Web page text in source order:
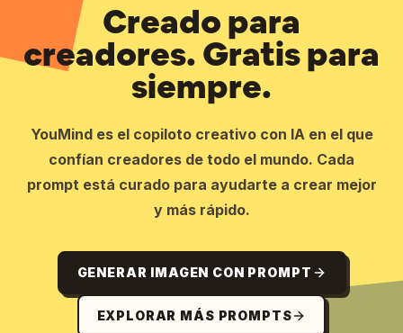
Creado para
creadores. Gratis para
siempre.
YouMind es el copiloto creativo con IA en el que
confían creadores de todo el mundo. Cada
prompt está curado para ayudarte a crear mejor
y más rápido.
GENERAR IMAGEN CON PROMPT
EXPLORAR MÁS PROMPTS